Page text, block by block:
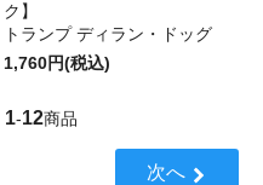
ク】
トランプ ディラン・ドッグ
1,760円(税込)
1-12商品
次へ